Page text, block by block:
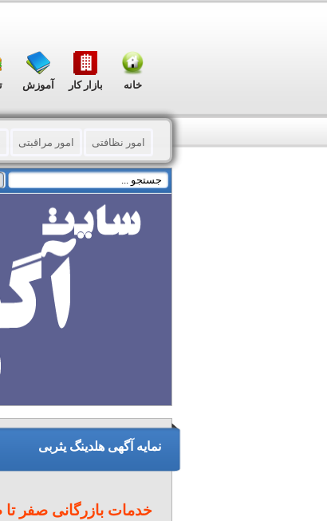
خانه بازار کار آموزش
امور نظافتی امور مراقبتی
مالی – حسابداری - اداری
تعمیرات پزشکی و زیبایی
فیش (خرید - فروش) تایپ –
چاپ
چاپ و تبلیغات (گوناگون) ثبت
نمایه آگهی هلدینگ یثربی
خدمات بازرگانی صفر